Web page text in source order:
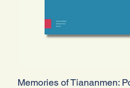
Memories of Tiananmen: